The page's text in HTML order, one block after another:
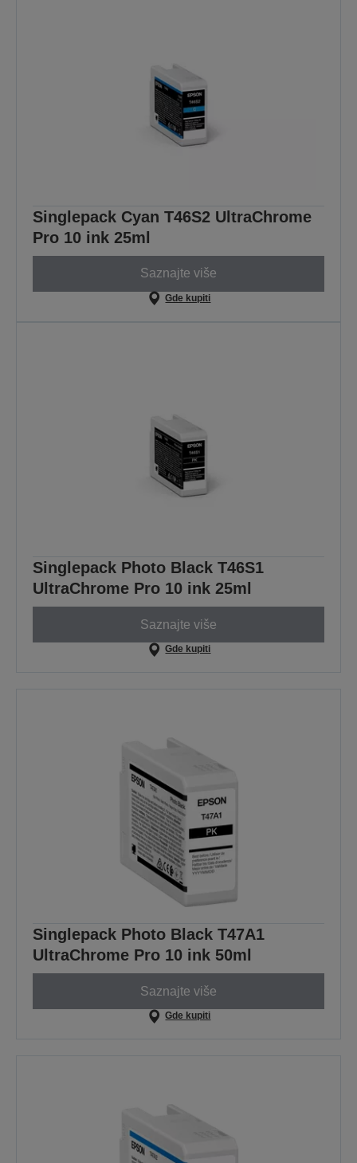
Singlepack Cyan T46S2 UltraChrome
Pro 10 ink 25ml
Saznajte više
Gde kupiti
Singlepack Photo Black T46S1
UltraChrome Pro 10 ink 25ml
Saznajte više
Gde kupiti
Singlepack Photo Black T47A1
UltraChrome Pro 10 ink 50ml
Saznajte više
Gde kupiti